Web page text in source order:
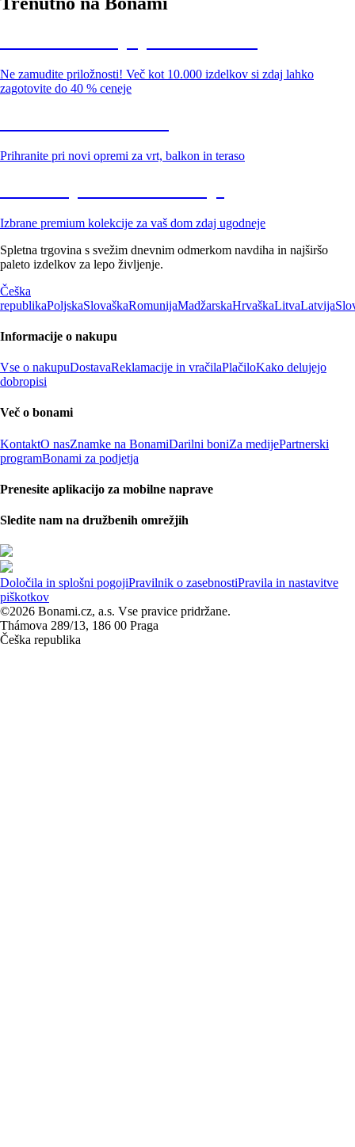
Ne zamudite priložnosti! Več kot 10.000 izdelkov si zdaj lahko
zagotovite do 40 % ceneje
Prihranite pri novi opremi za vrt, balkon in teraso
Izbrane premium kolekcije za vaš dom zdaj ugodneje
Spletna trgovina s svežim dnevnim odmerkom navdiha in najširšo
paleto izdelkov za lepo življenje.
Češka
republikaPoljskaSlovaškaRomunijaMadžarskaHrvaškaLitvaLatvija
Informacije o nakupu
Vse o nakupuDostavaReklamacije in vračilaPlačiloKako delujejo
dobropisi
Več o bonami
KontaktO nasZnamke na BonamiDarilni boniZa medijePartnerski
programBonami za podjetja
Prenesite aplikacijo za mobilne naprave
Sledite nam na družbenih omrežjih
Določila in splošni pogojiPravilnik o zasebnostiPravila in nastavitve
piškotkov
©2026 Bonami.cz, a.s. Vse pravice pridržane.
Thámova 289/13, 186 00 Praga
Češka republika